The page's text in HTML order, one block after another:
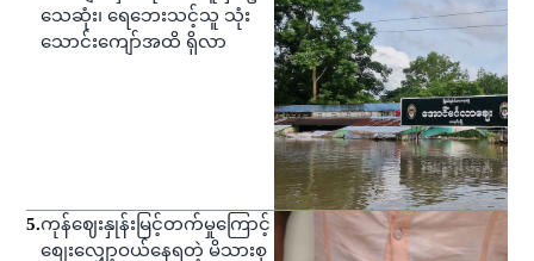
သေဆုံး၊ ရေဘေးသင့်သူ သုံး
သောင်းကျော်အထိ ရှိလာ
5.ကုန်ဈေးနှုန်းမြင့်တက်မှုကြောင့်
စျေးလျှော့ဝယ်နေရတဲ့ မိသားစု